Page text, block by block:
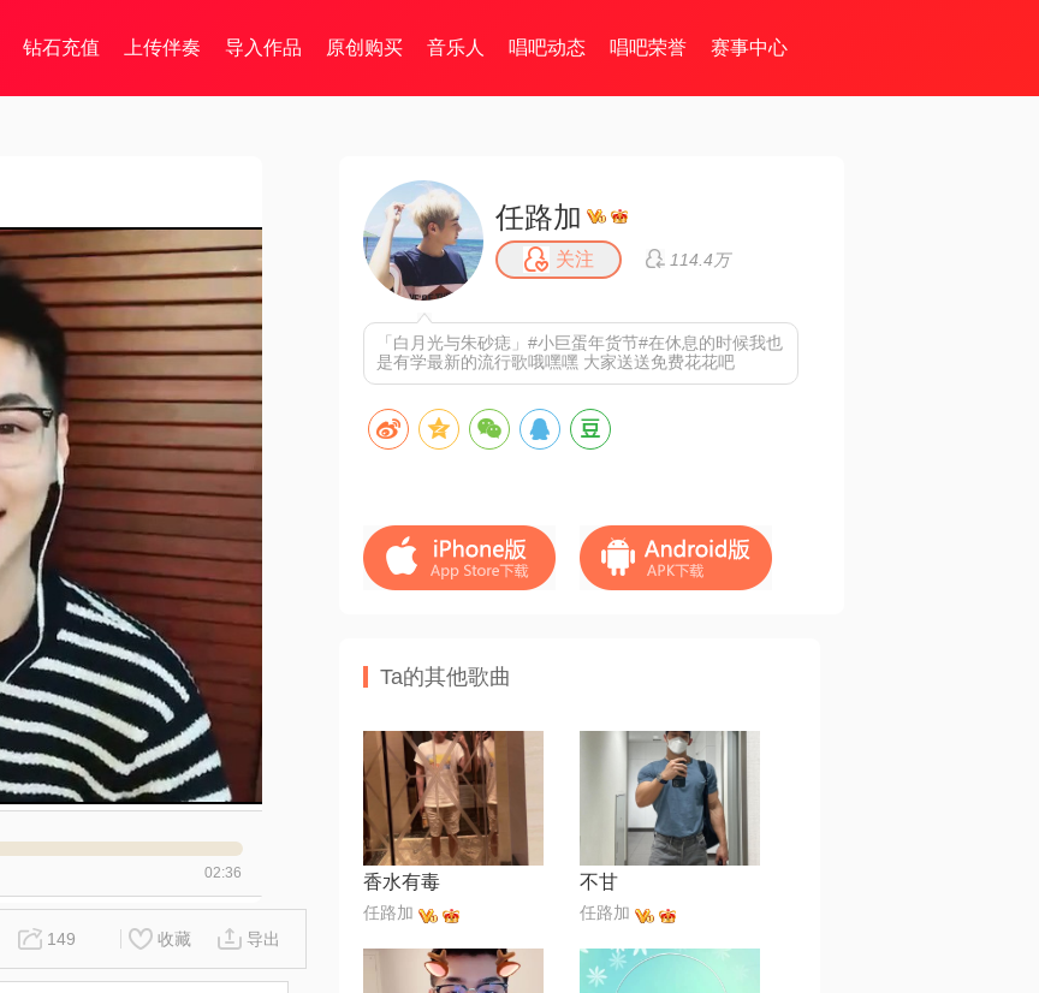
钻石充值 上传伴奏 导入作品 原创购买 音乐人 唱吧动态 唱吧荣誉 赛事中心
02:36
149 收藏 导出
任路加
关注 114.4万
「白月光与朱砂痣」 #小巨蛋年货节#在休息的时候我也
是有学最新的流行歌哦嘿嘿 大家送送免费花花吧
Ta的其他歌曲
香水有毒
任路加
不甘
任路加